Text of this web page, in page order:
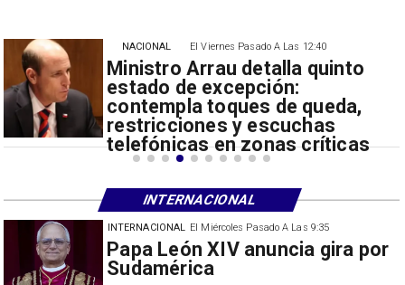
El Miércoles Pasado A Las 9:35
China restringe exportación de
drones a EEUU y sanciona
INTERNACIONAL
El Viernes Pasado A Las 12:40
Ministro Arrau detalla quinto
estado de excepción:
contempla toques de queda,
restricciones y escuchas
telefónicas en zonas críticas
NACIONAL
INTERNACIONAL